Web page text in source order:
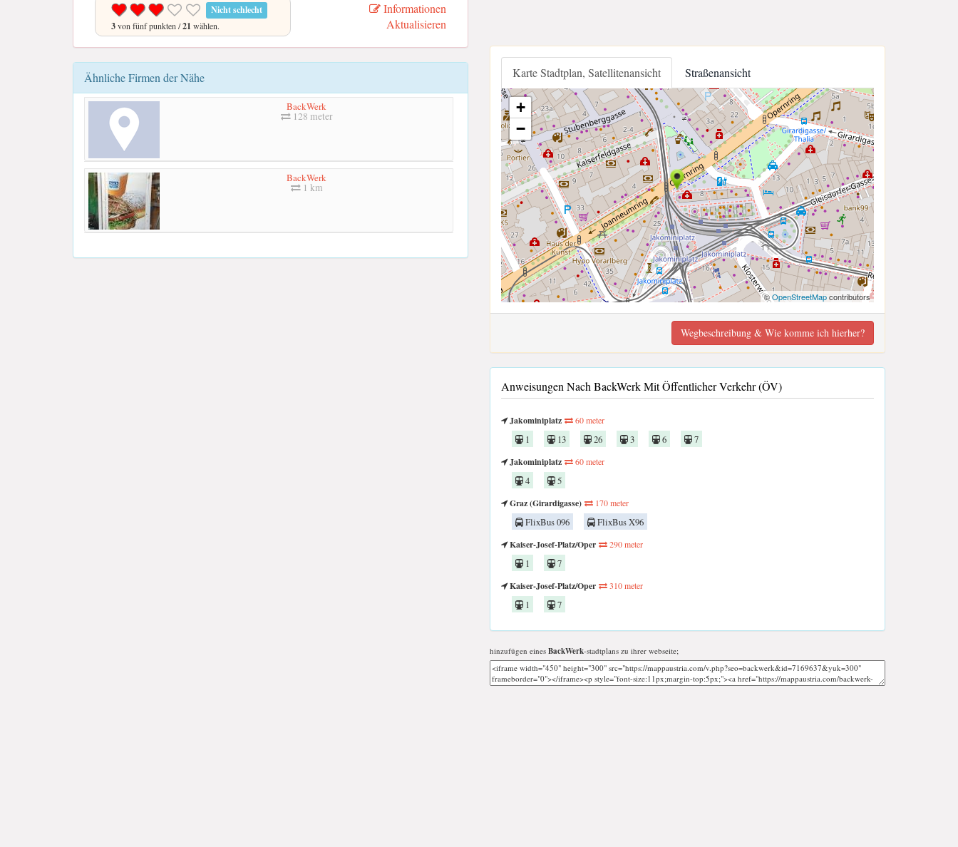
Nicht schlecht
3von fünf punkten /21 wählen.
Informationen
Aktualisieren
Ähnliche Firmen der Nähe
BackWerk
128 meter
BackWerk
1 km
Karte Stadtplan, Satellitenansicht Straßenansicht
+
−
©OpenStreetMapcontributors
Wegbeschreibung & Wie komme ich hierher?
Anweisungen Nach BackWerk Mit Öffentlicher Verkehr (ÖV)
Jakominiplatz 60 meter
1 13 26 3 6
7
Jakominiplatz
60 meter
4
5
Graz (Girardigasse)
170 meter
FlixBus 096
FlixBus X96
Kaiser-Josef-Platz/Oper
290 meter
1
7
Kaiser-Josef-Platz/Oper
310 meter
1 7
hinzufügen eines BackWerk-stadtplans zu ihrer webseite;